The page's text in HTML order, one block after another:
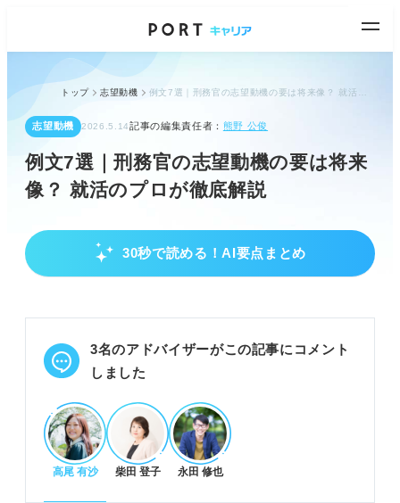
トップ 志望動機
志望動機 2026.5.14記事の編集責任者： 熊野 公俊
例文7選｜刑務官の志望動機の要は将来
像？ 就活のプロが徹底解説
30秒で読める！AI要点まとめ
刑務官の仕事理解を深めよう
する。
正義感や体力など、刑務官に求められる人物像を確
POINT：仕事内容や動向理解が志望動機の説得力を
高めます。
説得力ある志望動機を作成するステップ
3名のアドバイザーがこの記事にコメント
しました
高尾 有沙 柴田 登子 永田 修也